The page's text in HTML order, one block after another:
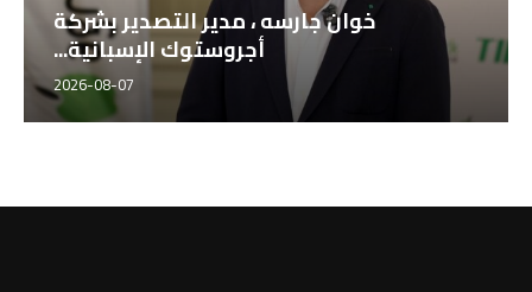
خوان جارسه ، مدير التصدير بشركة
أجروستوك الإسبانية...
2026-08-07